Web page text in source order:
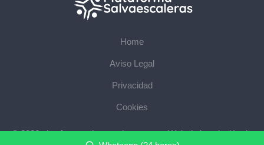
Home
Aviso Legal
Privacidad
Cookies
© 2026 plataformasalvaescaleras.com · Web de instalación de